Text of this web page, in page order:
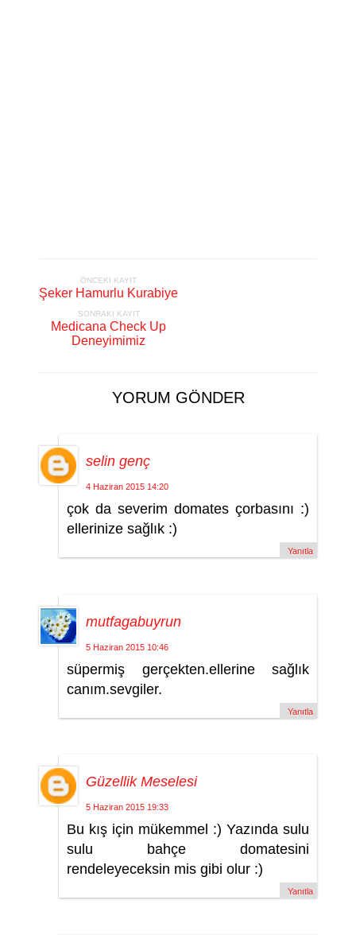
ÖNCEKI KAYIT
Şeker Hamurlu Kurabiye
SONRAKI KAYIT
Medicana Check Up
Deneyimimiz
YORUM GÖNDER
selin genç
4 Haziran 2015 14:20
çok da severim domates çorbasını :)
ellerinize sağlık :)
Yanıtla
mutfagabuyrun
5 Haziran 2015 10:46
süpermiş gerçekten.ellerine sağlık
canım.sevgiler.
Yanıtla
Güzellik Meselesi
5 Haziran 2015 19:33
Bu kış için mükemmel :) Yazında sulu
sulu bahçe domatesini
rendeleyeceksin mis gibi olur :)
Yanıtla